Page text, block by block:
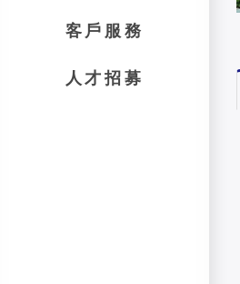
客戶服務
人才招募